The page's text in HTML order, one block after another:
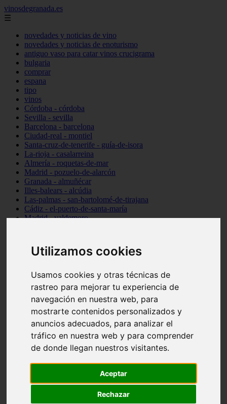
Utilizamos cookies
Usamos cookies y otras técnicas de
rastreo para mejorar tu experiencia de
navegación en nuestra web, para
mostrarte contenidos personalizados y
anuncios adecuados, para analizar el
tráfico en nuestra web y para comprender
de donde llegan nuestros visitantes.
Aceptar
Rechazar
vinosdegranada.es
☰
novedades y noticias de vino
novedades y noticias de enoturismo
antiguo vaso para catar vinos crucigrama
bulgaria
comprar
espana
tipo
vinos
Córdoba - córdoba
Sevilla - sevilla
Barcelona - barcelona
Ciudad-real - montiel
Santa-cruz-de-tenerife - guía-de-isora
La-rioja - casalarreina
Almería - roquetas-de-mar
Madrid - pozuelo-de-alarcón
Granada - almuñécar
Illes-balears - alcúdia
Las-palmas - san-bartolomé-de-tirajana
Cádiz - el-puerto-de-santa-maría
Madrid - valdemoro
Cantabria - suances
Sevilla - bormujos
Málaga - júzcar
Huesca - alquézar
Huesca - castejón-de-sos
Lleida - alt-àneu
Córdoba - almedinilla
Navarra - zangoza
Cantabria - arenas-de-iguña
Barcelona - la-pobla-de-lillet
Murcia - cartagena
Madrid - nuevo-baztán